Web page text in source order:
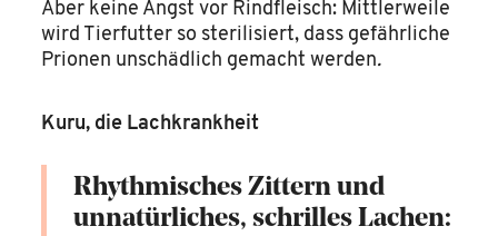
Aber keine Angst vor Rindfleisch: Mittlerweile
wird Tierfutter so sterilisiert, dass gefährliche
Prionen unschädlich gemacht werden.
Kuru, die Lachkrankheit
Rhythmisches Zittern und
unnatürliches, schrilles Lachen: